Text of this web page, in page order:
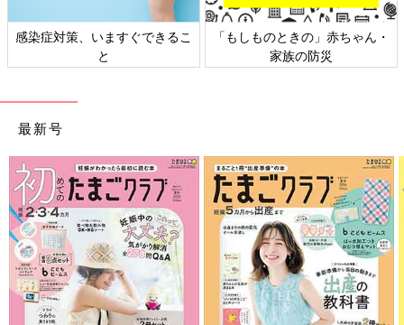
す。お兄ちゃんは面白キャラですが、どちらかというと引っ込み
思案。妹は私に似て、活発でちょっときつめです。だから、性別
よりも性格だと思います。
実感でき、うれしくて、体調不良や
うことも。それまでは待ちきれないこともあるでしょうが、少し
ずつ変化していく体を見守ってあげましょう。
※投稿内容は投稿者の個人的な見解・体験に基づくものですの
で、あくまでもアドバイスとして参考にしていただき、症状など
については医療機関にご確認ください。
※文中のコメントはすべて、『ウィメンズパーク』の投稿からの
抜粋です。
※この記事は「たまひよONLINE」で過去に公開されたもので
す。
感染症対策、いますぐできるこ
と
「もしものときの」赤ちゃん・
家族の防災
最新号